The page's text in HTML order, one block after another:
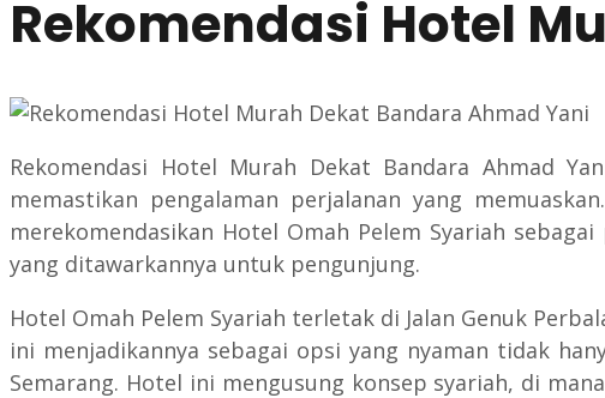
Rekomendasi Hotel
Rekomendasi Hotel Murah Dekat Bandara Ahmad
memastikan pengalaman perjalanan yang
merekomendasikan Hotel Omah Pelem Syariah
yang ditawarkannya untuk pengunjung.
Hotel Omah Pelem Syariah terletak di Jalan Genuk
ini menjadikannya sebagai opsi yang nyaman tidak
Semarang. Hotel ini mengusung konsep syariah, di